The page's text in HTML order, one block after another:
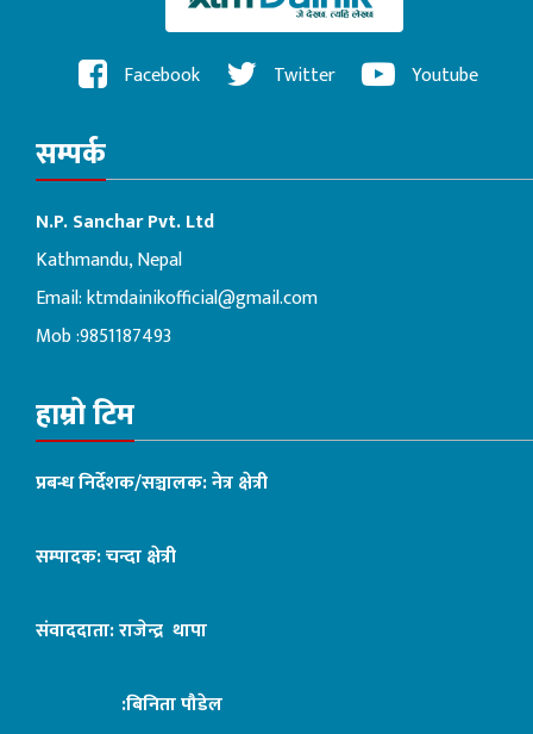
Facebook Twitter Youtube
सम्पर्क
N.P. Sanchar Pvt. Ltd
Kathmandu, Nepal
Email:ktmdainikofficial@gmail.com
Mob :9851187493
हाम्रो टिम
प्रबन्ध निर्देशक/सञ्चालक: नेत्र क्षेत्री
सम्पादक: चन्दा क्षेत्री
संवाददाता: राजेन्द्र थापा
:बिनिता पौडेल